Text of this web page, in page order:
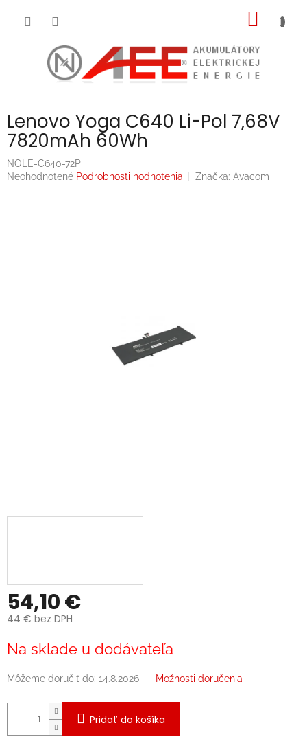
Lenovo Yoga C640 Li-Pol 7,68V
7820mAh 60Wh
NOLE-C640-72P
Priemerné
Neohodnotené Podrobnosti hodnotenia Značka: Avacom
54,10 €
44 € bez DPH
cena:
Na sklade u dodávateľa
Môžeme doručiť do: 14.8.2026 Možnosti doručenia
Pridať do košíka